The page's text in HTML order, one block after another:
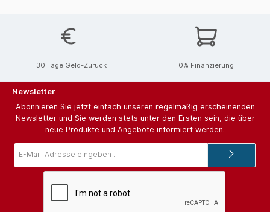
30 Tage Geld-Zurück 0% Finanzierung
Newsletter
Abonnieren Sie jetzt einfach unseren regelmäßig erscheinenden
Newsletter und Sie werden stets unter den Ersten sein, die über
neue Produkte und Angebote informiert werden.
Mail-